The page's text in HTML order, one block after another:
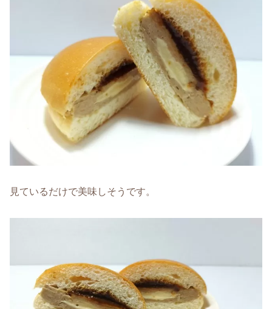
見ているだけで美味しそうです。